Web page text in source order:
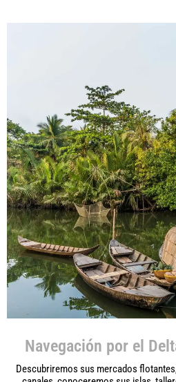
Navegación por el
Descubriremos sus mercados